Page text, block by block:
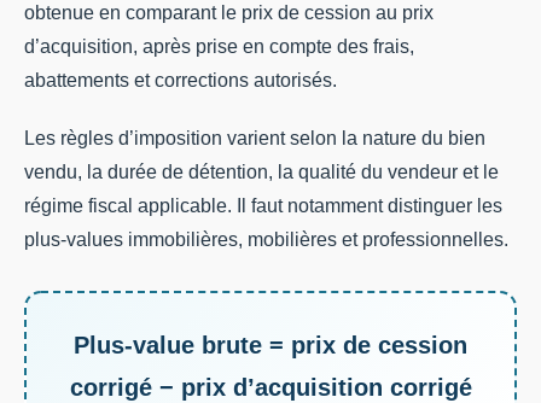
obtenue en comparant le prix de cession au prix
d’acquisition, après prise en compte des frais,
abattements et corrections autorisés.
Les règles d’imposition varient selon la nature du bien
vendu, la durée de détention, la qualité du vendeur et le
régime fiscal applicable. Il faut notamment distinguer les
plus-values immobilières, mobilières et professionnelles.
Plus-value brute = prix de cession
corrigé − prix d’acquisition corrigé